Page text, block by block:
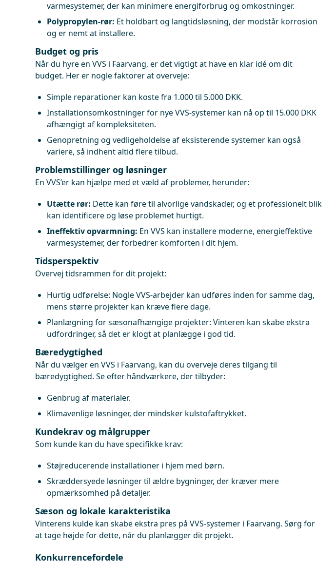
varmesystemer, der kan minimere energiforbrug og omkostninger.
Polypropylen-rør: Et holdbart og langtidsløsning, der modstår korrosion
og er nemt at installere.
Budget og pris
Når du hyre en VVS i Faarvang, er det vigtigt at have en klar idé om dit
budget. Her er nogle faktorer at overveje:
Simple reparationer kan koste fra 1.000 til 5.000 DKK.
Installationsomkostninger for nye VVS-systemer kan nå op til 15.000 DKK
afhængigt af kompleksiteten.
Genopretning og vedligeholdelse af eksisterende systemer kan også
variere, så indhent altid flere tilbud.
Problemstillinger og løsninger
En VVS’er kan hjælpe med et væld af problemer, herunder:
Utætte rør: Dette kan føre til alvorlige vandskader, og et professionelt blik
kan identificere og løse problemet hurtigt.
Ineffektiv opvarmning: En VVS kan installere moderne, energieffektive
varmesystemer, der forbedrer komforten i dit hjem.
Tidsperspektiv
Overvej tidsrammen for dit projekt:
Hurtig udførelse: Nogle VVS-arbejder kan udføres inden for samme dag,
mens større projekter kan kræve flere dage.
Planlægning for sæsonafhængige projekter: Vinteren kan skabe ekstra
udfordringer, så det er klogt at planlægge i god tid.
Bæredygtighed
Når du vælger en VVS i Faarvang, kan du overveje deres tilgang til
bæredygtighed. Se efter håndværkere, der tilbyder:
Genbrug af materialer.
Klimavenlige løsninger, der mindsker kulstofaftrykket.
Kundekrav og målgrupper
Som kunde kan du have specifikke krav:
Støjreducerende installationer i hjem med børn.
Skræddersyede løsninger til ældre bygninger, der kræver mere
opmærksomhed på detaljer.
Sæson og lokale karakteristika
Vinterens kulde kan skabe ekstra pres på VVS-systemer i Faarvang. Sørg for
at tage højde for dette, når du planlægger dit projekt.
Konkurrencefordele